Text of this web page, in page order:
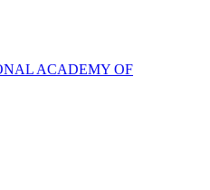
ACADEMY OF